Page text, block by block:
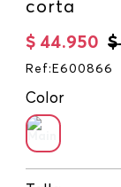
corta
$
$ 44.950
Ref : E600866
Color